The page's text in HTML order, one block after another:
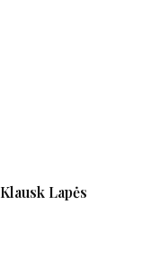
Klausk Lapės